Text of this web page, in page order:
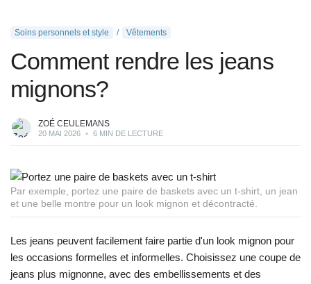
Soins personnels et style Vêtements
Comment rendre les jeans
mignons?
ZOÉ CEULEMANS
20 MAI 2026 • 6 MIN DE LECTURE
Par exemple, portez une paire de baskets avec un t-shirt, un jean
et une belle montre pour un look mignon et décontracté.
Les jeans peuvent facilement faire partie d'un look mignon pour
les occasions formelles et informelles. Choisissez une coupe de
jeans plus mignonne, avec des embellissements et des